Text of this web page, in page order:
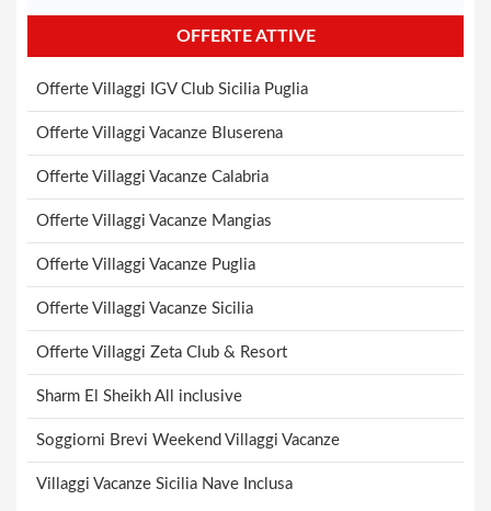
OFFERTE ATTIVE
Offerte Villaggi IGV Club Sicilia Puglia
Offerte Villaggi Vacanze Bluserena
Offerte Villaggi Vacanze Calabria
Offerte Villaggi Vacanze Mangias
Offerte Villaggi Vacanze Puglia
Offerte Villaggi Vacanze Sicilia
Offerte Villaggi Zeta Club & Resort
Sharm El Sheikh All inclusive
Soggiorni Brevi Weekend Villaggi Vacanze
Villaggi Vacanze Sicilia Nave Inclusa